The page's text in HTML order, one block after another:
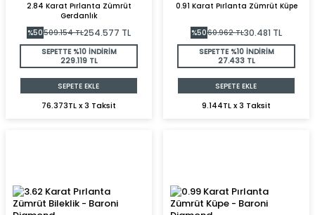
2.84 Karat Pırlanta Zümrüt
Gerdanlık
%50509.154TL254.577 TL
SEPETTE %10 İNDİRİM
229.119 TL
SEPETE EKLE
76.373TL x 3 Taksit
0.91 Karat Pırlanta Zümrüt Küpe
%5060.962TL30.481 TL
SEPETTE %10 İNDİRİM
27.433 TL
SEPETE EKLE
9.144TL x 3 Taksit